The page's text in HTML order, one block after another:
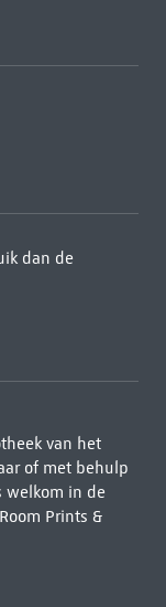
dan de
van het
of met behulp
welkom in de
Prints &